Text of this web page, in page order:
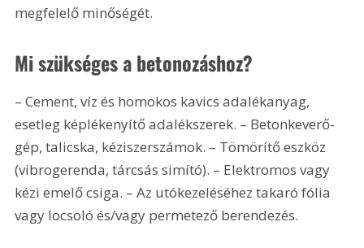
megfelelő minőségét.
Mi szükséges a betonozáshoz?
– Cement, víz és homokos kavics adalékanyag,
esetleg képlékenyítő adalékszerek. – Betonkeverő-
gép, talicska, kéziszerszámok. – Tömörítő eszköz
(vibrogerenda, tárcsás simító). – Elektromos vagy
kézi emelő csiga. – Az utókezeléséhez takaró fólia
vagy locsoló és/vagy permetező berendezés.